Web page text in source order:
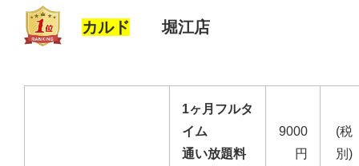
カルド 堀江店
1ヶ月フルタ
イム
通い放題料
9000
円
(税
別)